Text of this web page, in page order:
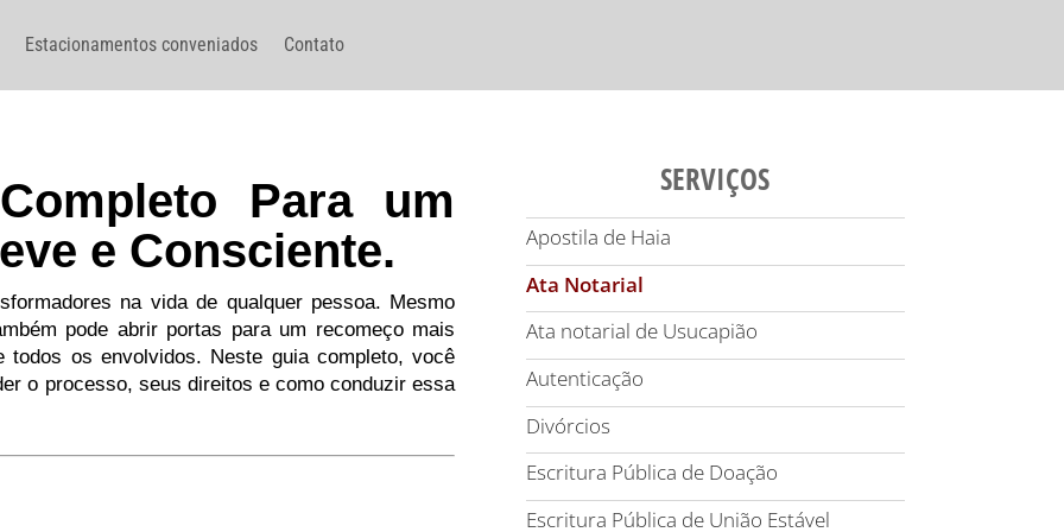
Estacionamentos conveniados Contato
Para um
e Consciente.
na vida de qualquer pessoa. Mesmo
pode abrir portas para um recomeço mais
os envolvidos. Neste guia completo, você
o processo, seus direitos e como conduzir essa
SERVIÇOS
Apostila de Haia
Ata Notarial
Ata notarial de Usucapião
Autenticação
Divórcios
Escritura Pública de Doação
Escritura Pública de União Estável